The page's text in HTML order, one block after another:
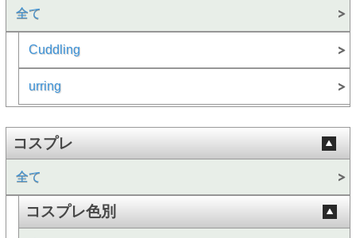
全て
Cuddling
urring
コスプレ
全て
コスプレ色別